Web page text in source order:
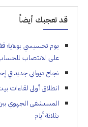
قد تعجبك أيضاً
يوم تحسيسي بولاية
على الانتصاب
نجاح ديواني جديد في
انطلاق أولى لقاءات
المستشفى الجهوي
بثلاثة أيام